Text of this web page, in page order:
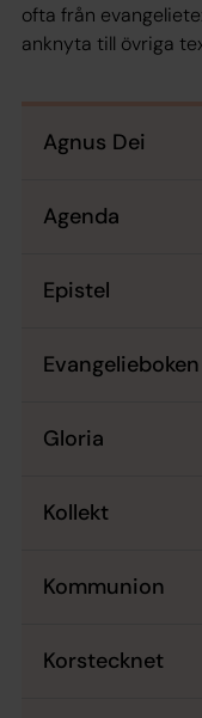
ofta från
anknyta till övriga
Agnus Dei
Agenda
Epistel
Evangelieboken
Gloria
Kollekt
Kommunion
Korstecknet